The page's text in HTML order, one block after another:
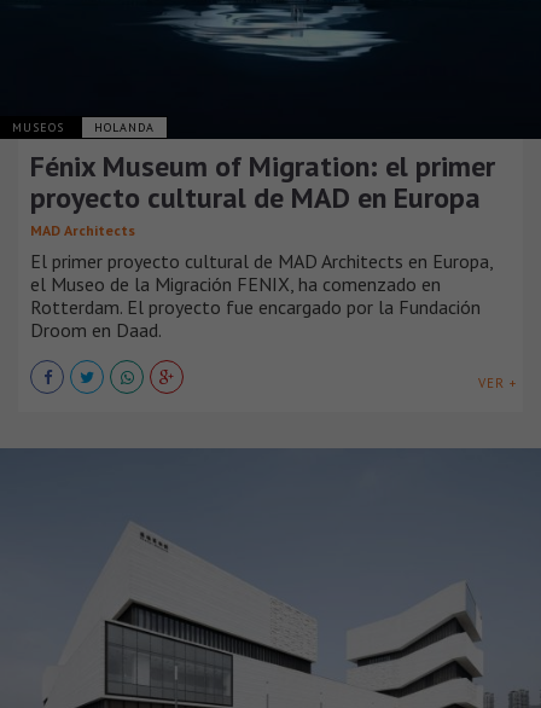
MUSEOS HOLANDA
Fénix Museum of Migration: el primer
proyecto cultural de MAD en Europa
MAD Architects
El primer proyecto cultural de MAD Architects en Europa,
el Museo de la Migración FENIX, ha comenzado en
Rotterdam. El proyecto fue encargado por la Fundación
Droom en Daad.
VER +